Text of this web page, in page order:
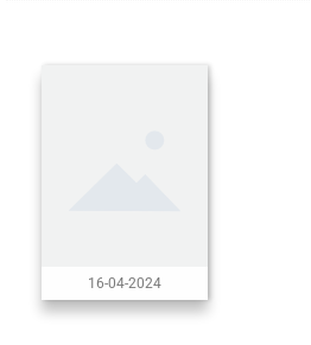
16-04-2024